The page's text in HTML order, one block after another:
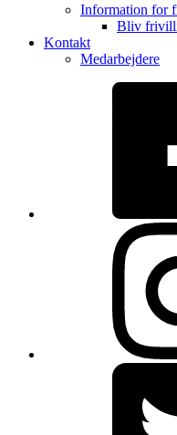
Information for
Bliv
Kontakt
Medarbejdere